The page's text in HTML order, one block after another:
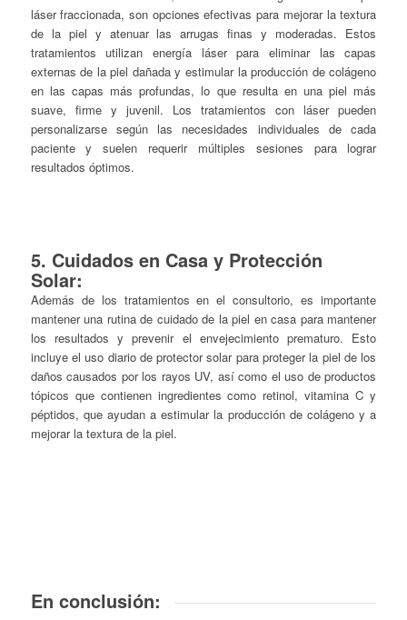
láser fraccionada, son opciones efectivas para mejorar la textura
de la piel y atenuar las arrugas finas y moderadas. Estos
tratamientos utilizan energía láser para eliminar las capas
externas de la piel dañada y estimular la producción de colágeno
en las capas más profundas, lo que resulta en una piel más
suave, firme y juvenil. Los tratamientos con láser pueden
personalizarse según las necesidades individuales de cada
paciente y suelen requerir múltiples sesiones para lograr
resultados óptimos.
5. Cuidados en Casa y Protección
Solar:
Además de los tratamientos en el consultorio, es importante
mantener una rutina de cuidado de la piel en casa para mantener
los resultados y prevenir el envejecimiento prematuro. Esto
incluye el uso diario de protector solar para proteger la piel de los
daños causados por los rayos UV, así como el uso de productos
tópicos que contienen ingredientes como retinol, vitamina C y
péptidos, que ayudan a estimular la producción de colágeno y a
mejorar la textura de la piel.
En conclusión: